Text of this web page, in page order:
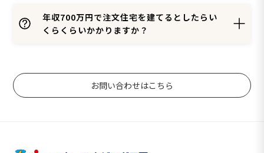
年収700万円で注文住宅を建てるとしたらい
くらくらいかかりますか？
お問い合わせはこちら